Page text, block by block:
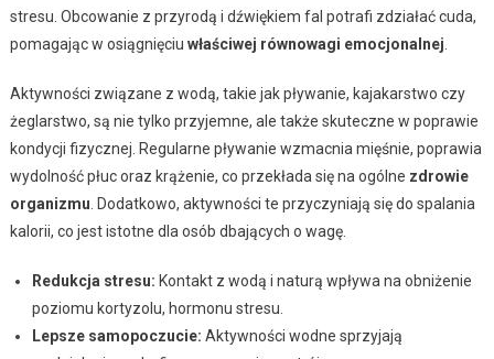
stresu. Obcowanie z przyrodą i dźwiękiem fal potrafi zdziałać cuda,
pomagając w osiągnięciu właściwej równowagi emocjonalnej.
Aktywności związane z wodą, takie jak pływanie, kajakarstwo czy
żeglarstwo, są nie tylko przyjemne, ale także skuteczne w poprawie
kondycji fizycznej. Regularne pływanie wzmacnia mięśnie, poprawia
wydolność płuc oraz krążenie, co przekłada się na ogólne zdrowie
organizmu. Dodatkowo, aktywności te przyczyniają się do spalania
kalorii, co jest istotne dla osób dbających o wagę.
Redukcja stresu: Kontakt z wodą i naturą wpływa na obniżenie
poziomu kortyzolu, hormonu stresu.
Lepsze samopoczucie: Aktywności wodne sprzyjają